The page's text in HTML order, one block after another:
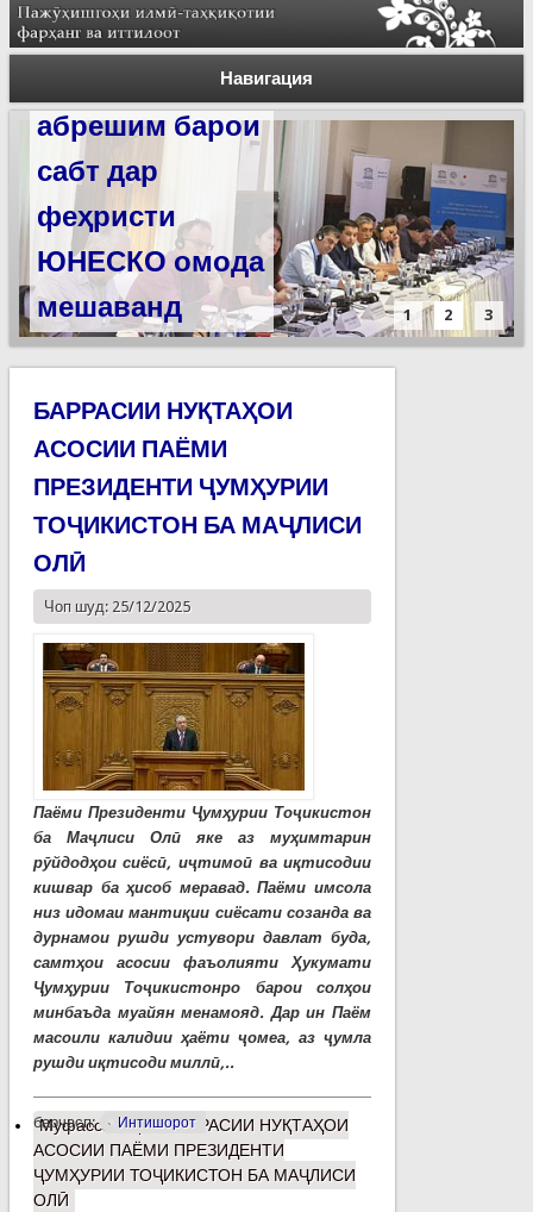
Навигация
Силсилаи
ёдгориҳои роҳи
абрешим барои
сабт дар
феҳристи
ЮНЕСКО омода
мешаванд
1 2 3
БАРРАСИИ НУҚТАҲОИ
АСОСИИ ПАЁМИ
ПРЕЗИДЕНТИ ҶУМҲУРИИ
ТОҶИКИСТОН БА МАҶЛИСИ
ОЛӢ
Чоп шуд: 25/12/2025
Паёми Президенти Ҷумҳурии Тоҷикистон
ба Маҷлиси Олӣ яке аз муҳимтарин
рӯйдодҳои сиёсӣ, иҷтимоӣ ва иқтисодии
кишвар ба ҳисоб меравад. Паёми имсола
низ идомаи мантиқии сиёсати созанда ва
дурнамои рушди устувори давлат буда,
самтҳои асосии фаъолияти Ҳукумати
Ҷумҳурии Тоҷикистонро барои солҳои
минбаъда муайян менамояд. Дар ин Паём
масоили калидии ҳаёти ҷомеа, аз ҷумла
рушди иқтисоди миллӣ,..
барчасп: Интишорот
Муфассалтаро БАРРАСИИ НУҚТАҲОИ
АСОСИИ ПАЁМИ ПРЕЗИДЕНТИ
ҶУМҲУРИИ ТОҶИКИСТОН БА МАҶЛИСИ
ОЛӢ